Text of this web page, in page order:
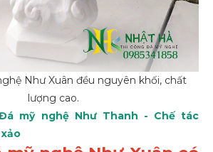
Như Xuân đều nguyên khối, chất
lượng cao.
mỹ nghệ Như Thanh - Chế tác